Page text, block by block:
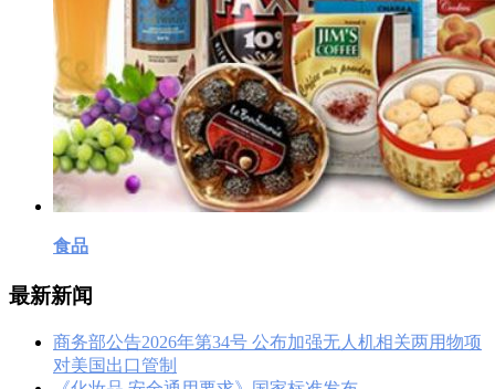
食品
最新新闻
商务部公告2026年第34号 公布加强无人机相关两用物项
对美国出口管制